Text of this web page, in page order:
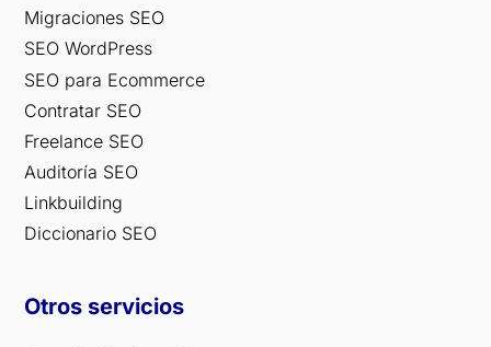
Migraciones SEO
SEO WordPress
SEO para Ecommerce
Contratar SEO
Freelance SEO
Auditoría SEO
Linkbuilding
Diccionario SEO
Otros servicios